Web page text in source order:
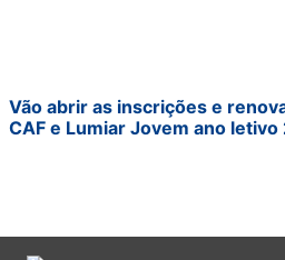
Vão abrir as inscrições e
CAF e Lumiar Jovem ano letivo